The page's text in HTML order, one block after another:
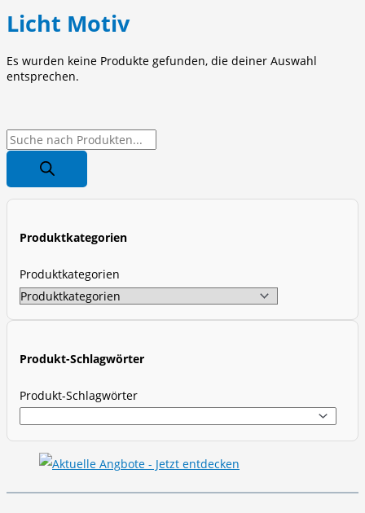
P
o
d
s
Produktkategorien
Produktkategorien
Produkt-Schlagwörter
Produkt-Schlagwörter
Licht Motiv
Es wurden keine Produkte gefunden, die deiner Auswahl
entsprechen.